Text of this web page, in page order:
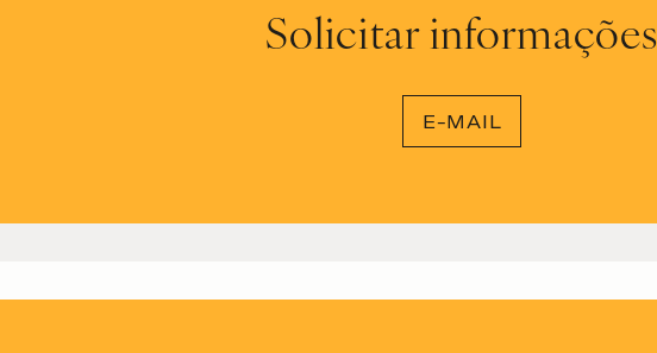
Solicitar informações
E-MAIL